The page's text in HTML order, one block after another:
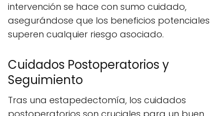
intervención se hace con sumo cuidado,
asegurándose que los beneficios potenciales
superen cualquier riesgo asociado.
Cuidados Postoperatorios y
Seguimiento
Tras una estapedectomía, los cuidados